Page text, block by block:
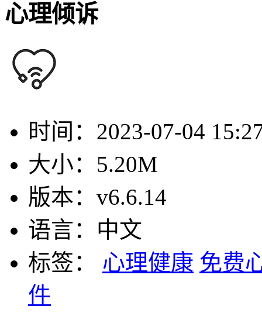
心理倾诉
时间： 2023-07-04
大小： 5.20M
版本： v6.6.14
语言： 中文
标签：
心理健康 免费
件